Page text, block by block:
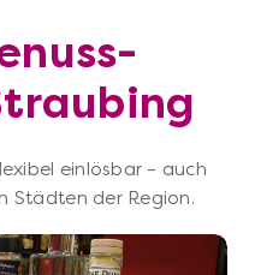
einlösbar – auch
Städten der Region.